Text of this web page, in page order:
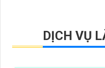
DỊCH VỤ